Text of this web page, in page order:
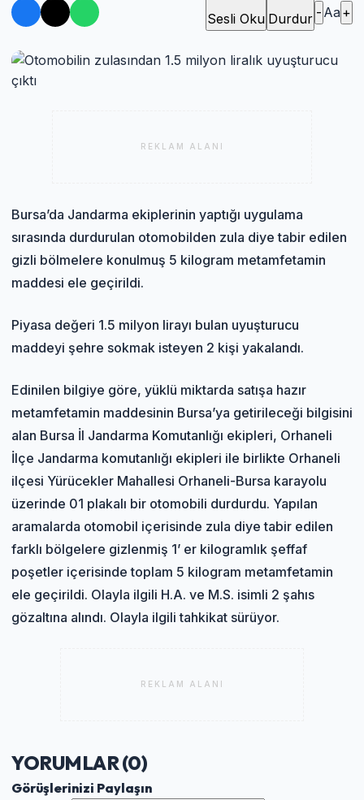
Sesli Oku Durdur - Aa+
REKLAM ALANI
Bursa’da Jandarma ekiplerinin yaptığı uygulama
sırasında durdurulan otomobilden zula diye tabir edilen
gizli bölmelere konulmuş 5 kilogram metamfetamin
maddesi ele geçirildi.
Piyasa değeri 1.5 milyon lirayı bulan uyuşturucu
maddeyi şehre sokmak isteyen 2 kişi yakalandı.
Edinilen bilgiye göre, yüklü miktarda satışa hazır
metamfetamin maddesinin Bursa’ya getirileceği bilgisini
alan Bursa İl Jandarma Komutanlığı ekipleri, Orhaneli
İlçe Jandarma komutanlığı ekipleri ile birlikte Orhaneli
ilçesi Yürücekler Mahallesi Orhaneli-Bursa karayolu
üzerinde 01 plakalı bir otomobili durdurdu. Yapılan
aramalarda otomobil içerisinde zula diye tabir edilen
farklı bölgelere gizlenmiş 1’ er kilogramlık şeffaf
poşetler içerisinde toplam 5 kilogram metamfetamin
ele geçirildi. Olayla ilgili H.A. ve M.S. isimli 2 şahıs
gözaltına alındı. Olayla ilgili tahkikat sürüyor.
REKLAM ALANI
YORUMLAR (0)
Görüşlerinizi Paylaşın